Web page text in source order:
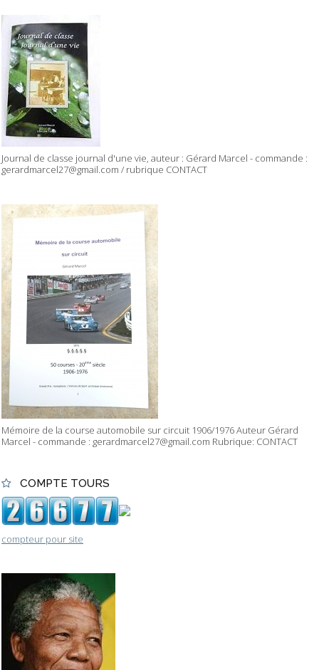
Journal de classe journal d'une vie, auteur : Gérard Marcel - commande :
gerardmarcel27@gmail.com / rubrique CONTACT
Mémoire de la course automobile sur circuit 1906/1976 Auteur Gérard
Marcel - commande : gerardmarcel27@gmail.com Rubrique: CONTACT
COMPTE TOURS
compteur pour site